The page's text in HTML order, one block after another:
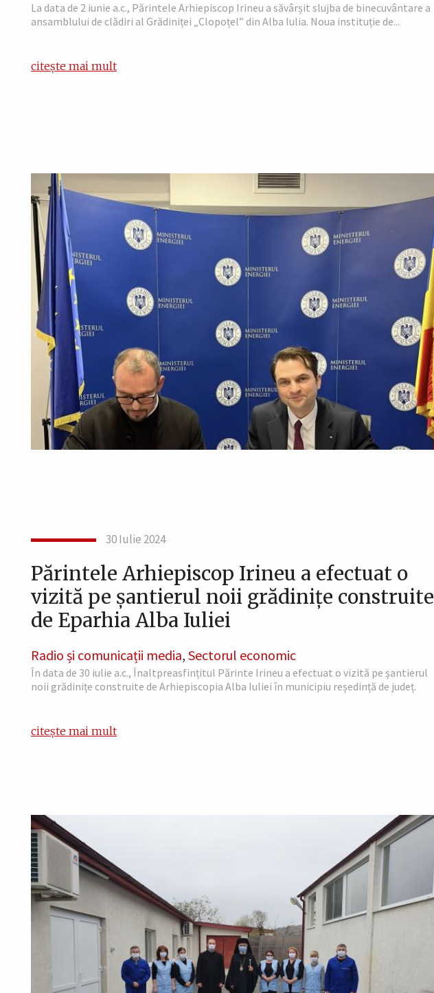
La data de 2 iunie a.c., Părintele Arhiepiscop Irineu a săvârșit slujba de binecuvântare a
ansamblului de clădiri al Grădiniței „Clopoțel” din Alba Iulia. Noua instituție de...
citește mai mult
30 Iulie 2024
Părintele Arhiepiscop Irineu a efectuat o
vizită pe șantierul noii grădinițe construite
de Eparhia Alba Iuliei
Radio și comunicații media, Sectorul economic
În data de 30 iulie a.c., Înaltpreasfințitul Părinte Irineu a efectuat o vizită pe șantierul
noii grădinițe construite de Arhiepiscopia Alba Iuliei în municipiu reședință de județ.
citește mai mult